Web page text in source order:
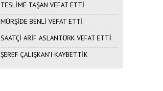
TESLİME TAŞAN VEFAT ETTİ
MÜRŞİDE BENLİ VEFAT ETTİ
SAATÇİ ARİF ASLANTÜRK VEFAT ETTİ
ŞEREF ÇALIŞKAN’I KAYBETTİK